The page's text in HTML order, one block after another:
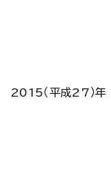
2015（平成27）年